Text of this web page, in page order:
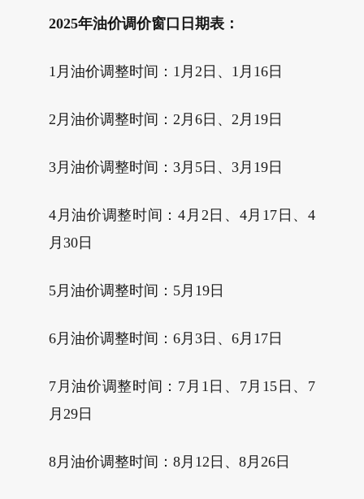
2025年油价调价窗口日期表：
1月油价调整时间：1月2日、1月16日
2月油价调整时间：2月6日、2月19日
3月油价调整时间：3月5日、3月19日
4月油价调整时间：4月2日、4月17日、4
月30日
5月油价调整时间：5月19日
6月油价调整时间：6月3日、6月17日
7月油价调整时间：7月1日、7月15日、7
月29日
8月油价调整时间：8月12日、8月26日